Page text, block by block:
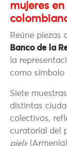
mujeres
Reúne piezas
Banco de la
la
como símbolo
Siete
distintas
colectivos,
curatorial del
piel»